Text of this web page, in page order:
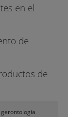
en el
de
de